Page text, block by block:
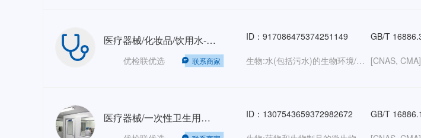
医疗器械/化妆品/饮用水-微核试验
优检联优选 联系商家
ID：917086475374251149
生物:水(包括污水)的生物环境/药物和生物制品的微生物检测/培养基/对微生物的抗性/工业微生物（培养 物）/细胞培养/其他材料的微生物;化学:化妆品/水;医疗器械:通用器械/手术器械/医用材料/医学检验仪器及试剂/植入材料和人工器官/口腔科设备及材料/介入器材/其他;卫生检疫:细胞病理学; [CNAS, CMA]
医疗器械/一次性卫生用品-阴道刺激试验（双浸提） ID：1307543659372982672